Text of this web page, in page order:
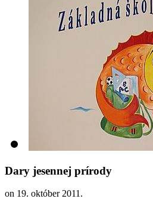
Dary jesennej prírody
on 19. október 2011.